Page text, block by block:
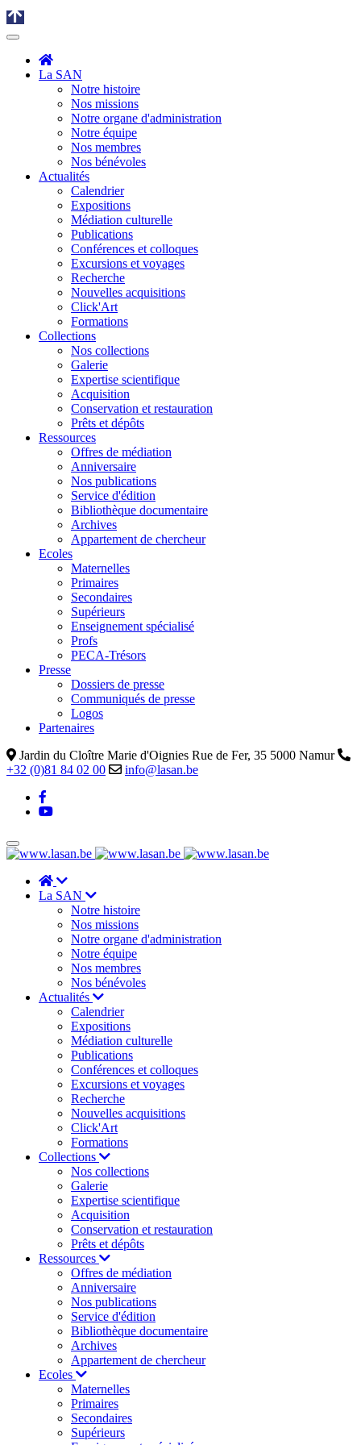
La SAN
Notre histoire
Nos missions
Notre organe d'administration
Notre équipe
Nos membres
Nos bénévoles
Actualités
Calendrier
Expositions
Médiation culturelle
Publications
Conférences et colloques
Excursions et voyages
Recherche
Nouvelles acquisitions
Click'Art
Formations
Collections
Nos collections
Galerie
Expertise scientifique
Acquisition
Conservation et restauration
Prêts et dépôts
Ressources
Offres de médiation
Anniversaire
Nos publications
Service d'édition
Bibliothèque documentaire
Archives
Appartement de chercheur
Ecoles
Maternelles
Primaires
Secondaires
Supérieurs
Enseignement spécialisé
Profs
PECA-Trésors
Presse
Dossiers de presse
Communiqués de presse
Logos
Partenaires
Jardin du Cloître Marie d'Oignies Rue de Fer, 35 5000 Namur
+32 (0)81 84 02 00
info@lasan.be
La SAN
Notre histoire
Nos missions
Notre organe d'administration
Notre équipe
Nos membres
Nos bénévoles
Actualités
Calendrier
Expositions
Médiation culturelle
Publications
Conférences et colloques
Excursions et voyages
Recherche
Nouvelles acquisitions
Click'Art
Formations
Collections
Nos collections
Galerie
Expertise scientifique
Acquisition
Conservation et restauration
Prêts et dépôts
Ressources
Offres de médiation
Anniversaire
Nos publications
Service d'édition
Bibliothèque documentaire
Archives
Appartement de chercheur
Ecoles
Maternelles
Primaires
Secondaires
Supérieurs